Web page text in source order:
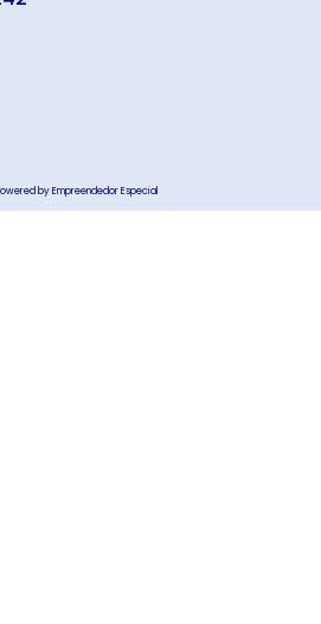
by Empreendedor Especial